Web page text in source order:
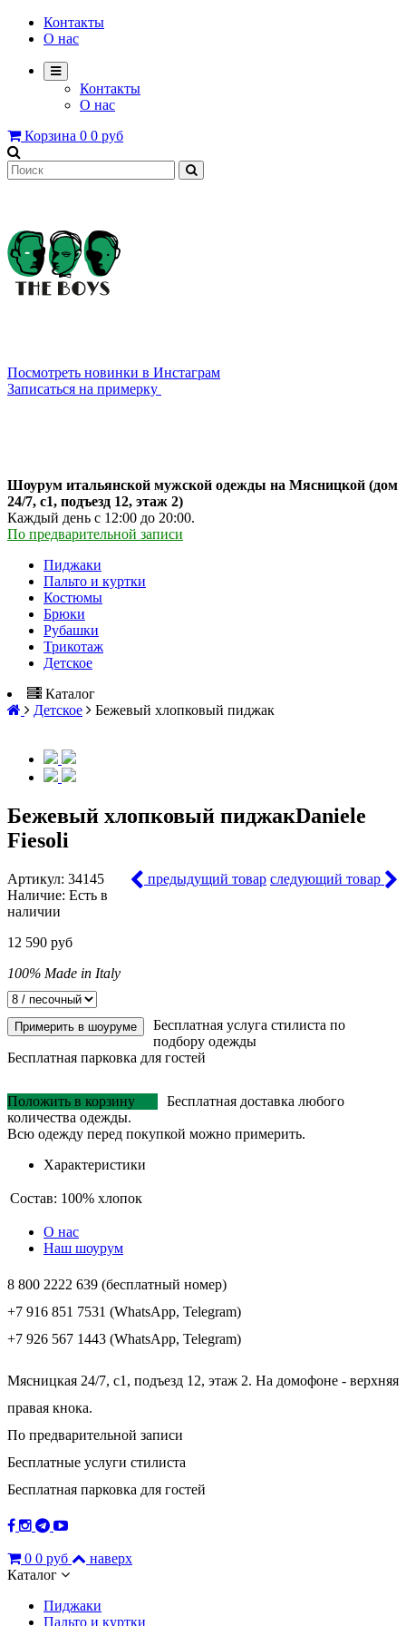
Контакты
О нас
Контакты
О нас
Корзина 0 0 руб
Посмотреть новинки в Инстаграм
Записаться на примерку
Шоурум итальянской мужской одежды на Мясницкой (дом
24/7, с1, подъезд 12, этаж 2)
Каждый день с 12:00 до 20:00.
По предварительной записи
Пиджаки
Пальто и куртки
Костюмы
Брюки
Рубашки
Трикотаж
Детское
Каталог
Детское
Бежевый хлопковый пиджак
Бежевый хлопковый пиджакDaniele
Fiesoli
предыдущий товар следующий товар
Артикул: 34145
Наличие: Есть в
наличии
12 590 руб
100% Made in Italy
Примерить в шоуруме
Бесплатная услуга стилиста по
подбору одежды
Бесплатная парковка для гостей
Положить в корзину
Бесплатная доставка любого
количества одежды.
Всю одежду перед покупкой можно примерить.
Характеристики
Состав: 100% хлопок
О нас
Наш шоурум
8 800 2222 639 (бесплатный номер)
+7 916 851 7531 (WhatsApp, Telegram)
+7 926 567 1443 (WhatsApp, Telegram)
Мясницкая 24/7, с1, подъезд 12, этаж 2. На домофоне - верхняя
правая кнока.
По предварительной записи
Бесплатные услуги стилиста
Бесплатная парковка для гостей
0 0 руб
наверх
Каталог
Пиджаки
Пальто и куртки